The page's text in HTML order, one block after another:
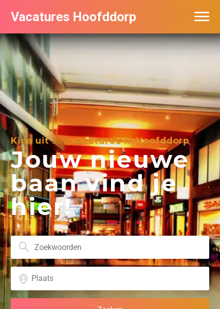
Vacatures Hoofddorp
Kies uit955 vacatures in Hoofddorp
Jouw nieuwe
baan vind je
hier!
Vacatures per bedrijf in Hoofddorp